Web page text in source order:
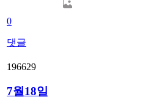
0
댓글
196629
7월18일